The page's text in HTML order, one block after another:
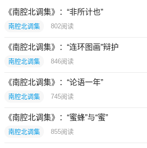
《南腔北调集》：“非所计也”
南腔北调集 802阅读
《南腔北调集》：“连环图画”辩护
南腔北调集 846阅读
《南腔北调集》：“论语一年”
南腔北调集 745阅读
《南腔北调集》：“蜜蜂”与“蜜”
南腔北调集 855阅读